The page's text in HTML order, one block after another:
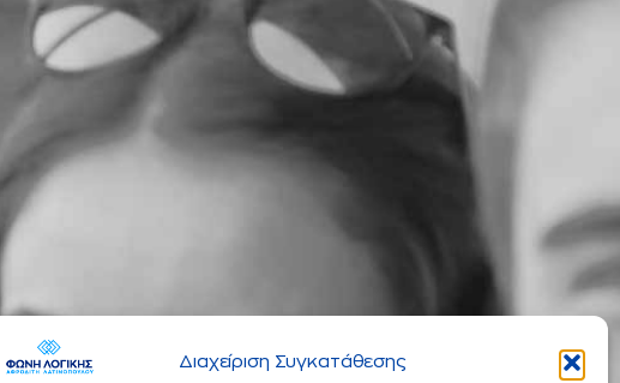
Διαχείριση Συγκατάθεσης